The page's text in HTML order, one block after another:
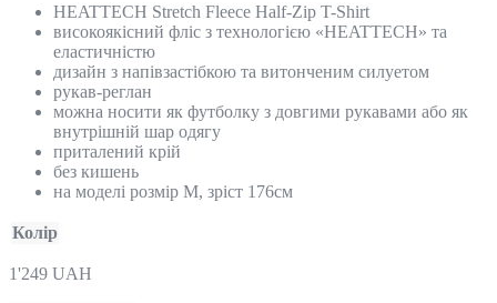
HEATTECH Stretch Fleece Half-Zip T-Shirt
високоякісний фліс з технологією «HEATTECH» та
еластичністю
дизайн з напівзастібкою та витонченим силуетом
рукав-реглан
можна носити як футболку з довгими рукавами або як
внутрішній шар одягу
приталений крій
без кишень
на моделі розмір М, зріст 176см
Колір
1'249 UAH